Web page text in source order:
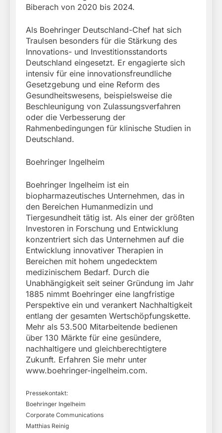
Biberach von 2020 bis 2024.
Als Boehringer Deutschland-Chef hat sich
Traulsen besonders für die Stärkung des
Innovations- und Investitionsstandorts
Deutschland eingesetzt. Er engagierte sich
intensiv für eine innovationsfreundliche
Gesetzgebung und eine Reform des
Gesundheitswesens, beispielsweise die
Beschleunigung von Zulassungsverfahren
oder die Verbesserung der
Rahmenbedingungen für klinische Studien in
Deutschland.
Boehringer Ingelheim
Boehringer Ingelheim ist ein
biopharmazeutisches Unternehmen, das in
den Bereichen Humanmedizin und
Tiergesundheit tätig ist. Als einer der größten
Investoren in Forschung und Entwicklung
konzentriert sich das Unternehmen auf die
Entwicklung innovativer Therapien in
Bereichen mit hohem ungedecktem
medizinischem Bedarf. Durch die
Unabhängigkeit seit seiner Gründung im Jahr
1885 nimmt Boehringer eine langfristige
Perspektive ein und verankert Nachhaltigkeit
entlang der gesamten Wertschöpfungskette.
Mehr als 53.500 Mitarbeitende bedienen
über 130 Märkte für eine gesündere,
nachhaltigere und gleichberechtigtere
Zukunft. Erfahren Sie mehr unter
www.boehringer-ingelheim.com.
Pressekontakt:
Boehringer Ingelheim
Corporate Communications
Matthias Reinig